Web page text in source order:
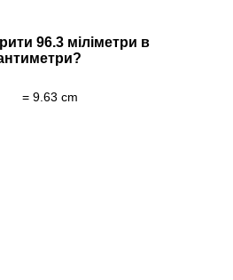
96.3 міліметри в
= 9.63 cm